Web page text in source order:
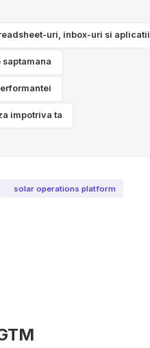
uri, inbox-uri si aplicatii
impotriva ta
solar operations platform